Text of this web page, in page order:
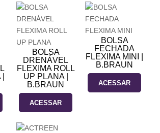
BOLSA
DRENÁVEL
FLEXIMA ROLL
UP PLANA |
B.BRAUN
ACESSAR
BOLSA
FECHADA
FLEXIMA MINI |
B.BRAUN
ACESSAR